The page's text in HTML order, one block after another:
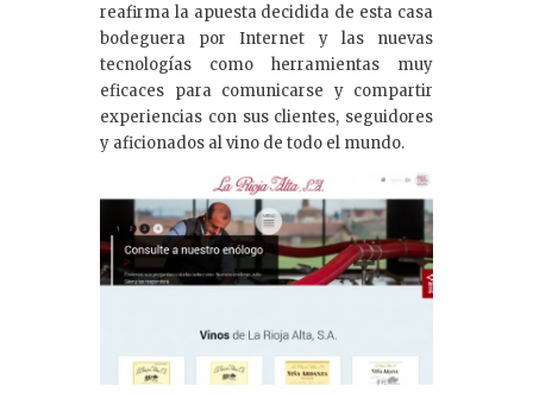
reafirma la apuesta decidida de esta casa
bodeguera por Internet y las nuevas
tecnologías como herramientas muy
eficaces para comunicarse y compartir
experiencias con sus clientes, seguidores
y aficionados al vino de todo el mundo.